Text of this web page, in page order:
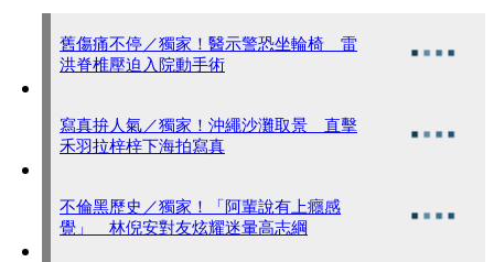
舊傷痛不停／獨家！醫示警恐坐輪椅 雷
洪脊椎壓迫入院動手術
寫真拚人氣／獨家！沖繩沙灘取景 直擊
禾羽拉梓梓下海拍寫真
不倫黑歷史／獨家！「阿輩說有上癮感
覺」 林倪安對友炫耀迷暈高志綱